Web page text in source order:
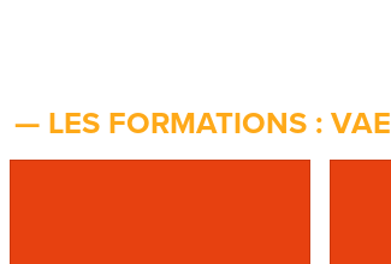
— LES FORMATIONS : VAE